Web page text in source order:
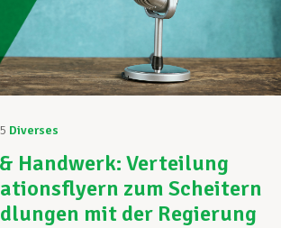
im Arbeitsalltag
Diverses
Handwerk: Verteilung
zum Scheitern
mit der Regierung